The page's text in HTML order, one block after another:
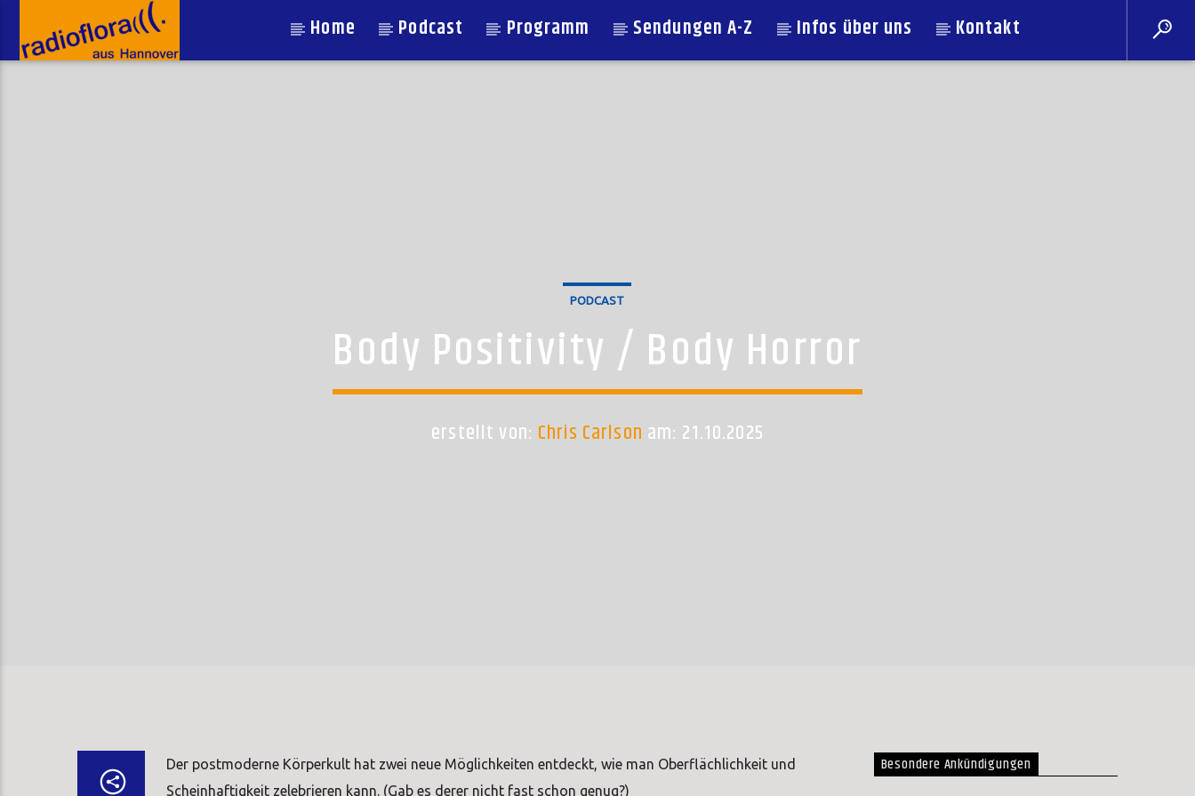
Home Podcast Programm Sendungen A-Z Infos über uns Kontakt
PODCAST
Body Positivity / Body Horror
erstellt von: Chris Carlson am: 21.10.2025
Der postmoderne Körperkult hat zwei neue Möglichkeiten entdeckt, wie man Oberflächlichkeit und
Scheinhaftigkeit zelebrieren kann. (Gab es derer nicht fast schon genug?)
Besondere Ankündigungen